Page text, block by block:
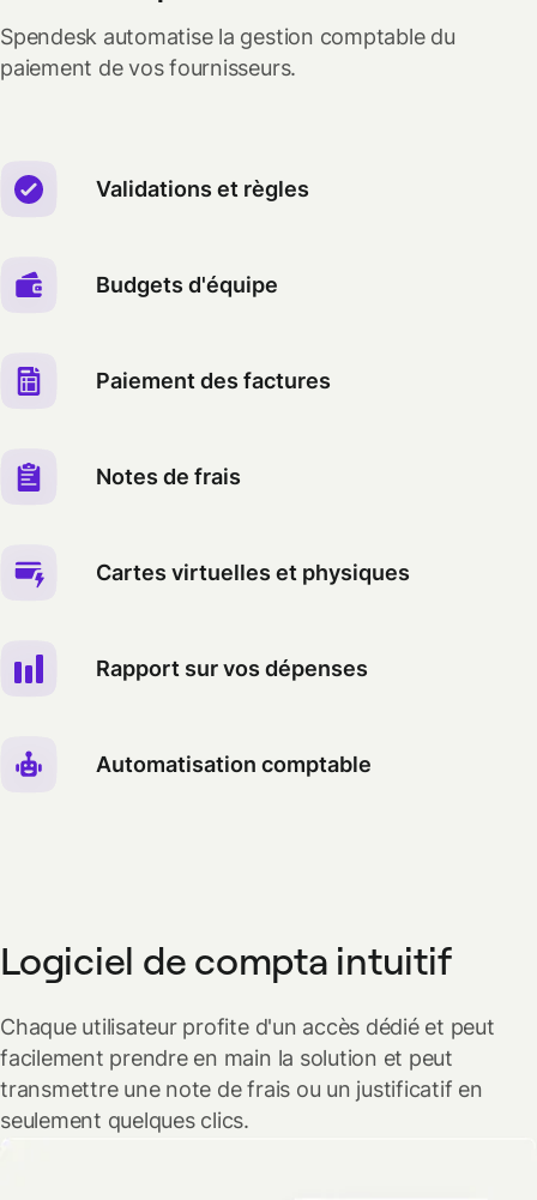
Spendesk automatise la gestion comptable du
paiement de vos fournisseurs.
Validations et règles
Budgets d'équipe
Paiement des factures
Notes de frais
Cartes virtuelles et physiques
Rapport sur vos dépenses
Automatisation comptable
Logiciel de compta intuitif
Chaque utilisateur profite d'un accès dédié et peut
facilement prendre en main la solution et peut
transmettre une note de frais ou un justificatif en
seulement quelques clics.